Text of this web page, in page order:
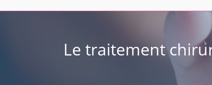
Le traitement